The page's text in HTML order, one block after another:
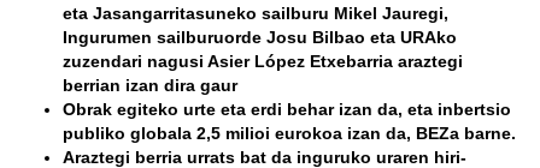
eta Jasangarritasuneko sailburu Mikel Jauregi,
Ingurumen sailburuorde Josu Bilbao eta URAko
zuzendari nagusi Asier López Etxebarria araztegi
berrian izan dira gaur
Obrak egiteko urte eta erdi behar izan da, eta inbertsio
publiko globala 2,5 milioi eurokoa izan da, BEZa barne.
Araztegi berria urrats bat da inguruko uraren hiri-